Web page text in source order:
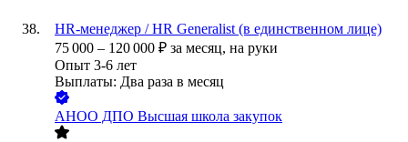
HR-менеджер / HR Generalist (в единственном лице)
75 000 – 120 000 ₽ за месяц, на руки
Опыт 3-6 лет
Выплаты: Два раза в месяц
АНОО ДПО Высшая школа закупок